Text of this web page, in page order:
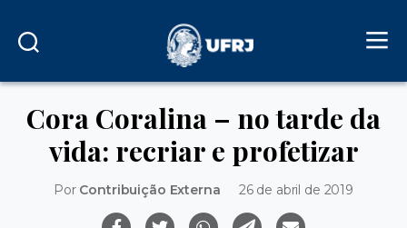
Cora Coralina – no tarde da
vida: recriar e profetizar
Por Contribuição Externa 26 de abril de 2019